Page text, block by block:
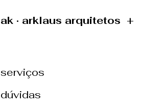
ak · arklaus arquitetos +
serviços
dúvidas